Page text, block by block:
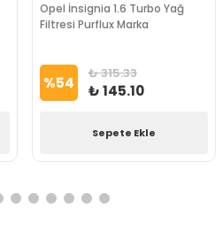
Opel İnsignia 1.6 Turbo Yağ
Filtresi Purflux Marka
%54 ₺ 315.33
₺ 145.10
Sepete Ekle